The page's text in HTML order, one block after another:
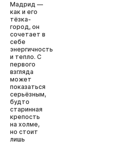
Мадрид —
как и его
тёзка-
город, он
сочетает в
себе
энергичность
и тепло. С
первого
взгляда
может
показаться
серьёзным,
будто
старинная
крепость
на холме,
но стоит
лишь